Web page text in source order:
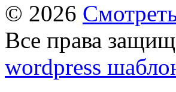
© 2026
Все права
wordpress